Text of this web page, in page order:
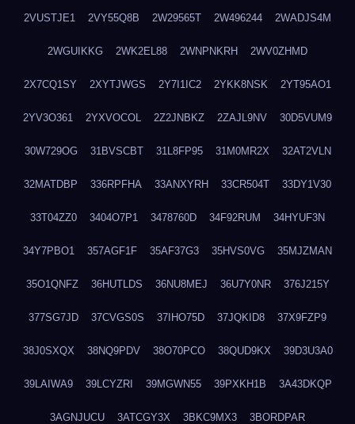
2VUSTJE1 2VY55Q8B 2W29565T 2W496244 2WADJS4M
2WGUIKKG 2WK2EL88 2WNPNKRH 2WV0ZHMD
2X7CQ1SY 2XYTJWGS 2Y7I1IC2 2YKK8NSK 2YT95AO1
2YV3O361 2YXVOCOL 2Z2JNBKZ 2ZAJL9NV 30D5VUM9
30W729OG 31BVSCBT 31L8FP95 31M0MR2X 32AT2VLN
32MATDBP 336RPFHA 33ANXYRH 33CR504T 33DY1V30
33T04ZZ0 3404O7P1 3478760D 34F92RUM 34HYUF3N
34Y7PBO1 357AGF1F 35AF37G3 35HVS0VG 35MJZMAN
35O1QNFZ 36HUTLDS 36NU8MEJ 36U7Y0NR 376J215Y
377SG7JD 37CVGS0S 37IHO75D 37JQKID8 37X9FZP9
38J0SXQX 38NQ9PDV 38O70PCO 38QUD9KX 39D3U3A0
39LAIWA9 39LCYZRI 39MGWN55 39PXKH1B 3A43DKQP
3AGNJUCU 3ATCGY3X 3BKC9MX3 3BORDPAR